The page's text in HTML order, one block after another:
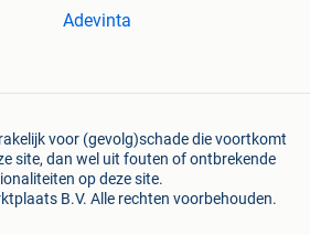
Adevinta
voor (gevolg)schade die voortkomt
site, dan wel uit fouten of ontbrekende
op deze site.
B.V. Alle rechten voorbehouden.